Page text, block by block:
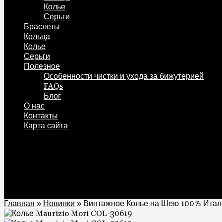
Колье
Серьги
Браслеты
Кольца
Колье
Серьги
Полезное
Особенности чистки и ухода за бижутерией
FAQs
Блог
О нас
Контакты
Карта сайта
Главная » Новинки » Винтажное Колье на Шею 100%